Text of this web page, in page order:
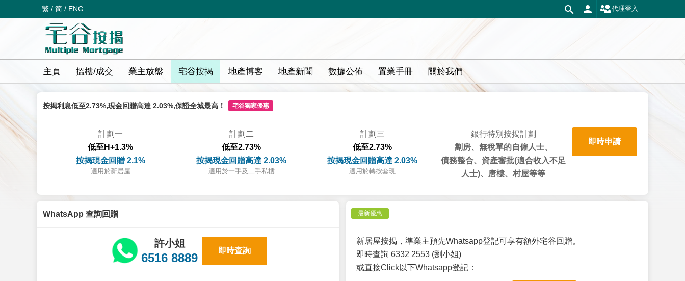
繁 / 简 / ENG 代理登入
主頁 搵樓/成交 業主放盤 宅谷按揭 地產博客 地產新聞 數據公佈 置業手冊 關於我們
按揭利息低至2.73%,現金回贈高達 2.03%,保證全城最高！ 宅谷獨家優惠
計劃一
低至H+1.3%
按揭現金回贈 2.1%
適用於新居屋
計劃二
低至2.73%
按揭現金回贈高達 2.03%
適用於一手及二手私樓
計劃三
低至2.73%
按揭現金回贈高達 2.03%
適用於轉按套現
銀行特別按揭計劃
劏房、無稅單的自僱人士、
債務整合、資產審批(適合收入不足
人士)、唐樓、村屋等等
即時申請
WhatsApp 查詢回贈
許小姐
6516 8889
即時查詢
最新優惠
新居屋按揭，準業主預先Whatsapp登記可享有額外宅谷回贈。
即時查詢 6332 2553 (劉小姐)
或直接Click以下Whatsapp登記：